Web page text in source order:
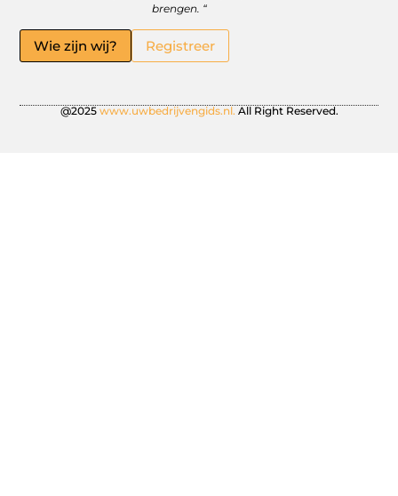
brengen. “
Wie zijn wij? Registreer
@2025 www.uwbedrijvengids.nl. All Right Reserved.